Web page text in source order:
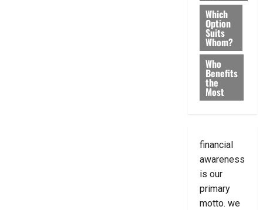
Which
Option
Suits
Whom?
Who
Benefits
the
Most
financial
awareness
is our
primary
motto. we